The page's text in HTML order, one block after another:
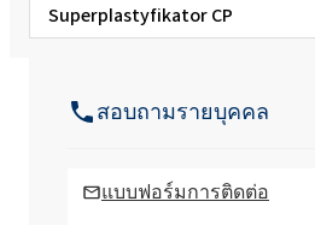
Superplastyfikator CP
สอบถามรายบุคคล
แบบฟอร์มการติดต่อ